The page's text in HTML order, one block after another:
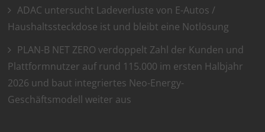
ADAC untersucht Ladeverluste von E-Autos /
Haushaltssteckdose ist und bleibt eine Notlösung
PLAN-B NET ZERO verdoppelt Zahl der Kunden und
Plattformnutzer auf rund 115.000 im ersten Halbjahr
2026 und baut integriertes Neo-Energy-
Geschäftsmodell weiter aus